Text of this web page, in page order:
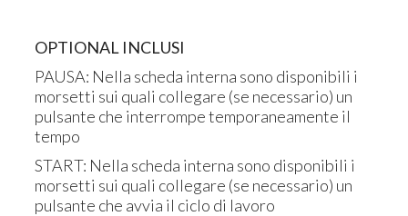
OPTIONAL INCLUSI
PAUSA: Nella scheda interna sono disponibili i
morsetti sui quali collegare (se necessario) un
pulsante che interrompe temporaneamente il
tempo
​START: Nella scheda interna sono disponibili i
morsetti sui quali collegare (se necessario) un
pulsante che avvia il ciclo di lavoro